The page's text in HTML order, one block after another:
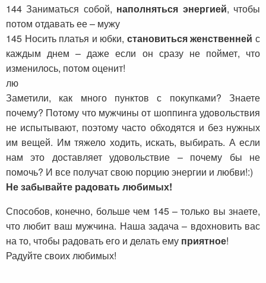
144 Заниматься собой, наполняться энергией, чтобы
потом отдавать ее – мужу
145 Носить платья и юбки, становиться женственней с
каждым днем – даже если он сразу не поймет, что
изменилось, потом оценит!
лю
Заметили, как много пунктов с покупками? Знаете
почему? Потому что мужчины от шоппинга удовольствия
не испытывают, поэтому часто обходятся и без нужных
им вещей. Им тяжело ходить, искать, выбирать. А если
нам это доставляет удовольствие – почему бы не
помочь? И все получат свою порцию энергии и любви!:)
Не забывайте радовать любимых!
Способов, конечно, больше чем 145 – только вы знаете,
что любит ваш мужчина. Наша задача – вдохновить вас
на то, чтобы радовать его и делать ему приятное!
Радуйте своих любимых!